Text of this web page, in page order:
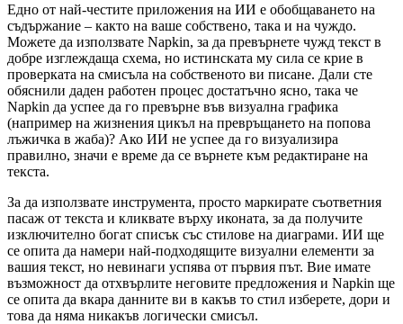
Едно от най-честите приложения на ИИ е обобщаването на
съдържание – както на ваше собствено, така и на чуждо.
Можете да използвате Napkin, за да превърнете чужд текст в
добре изглеждаща схема, но истинската му сила се крие в
проверката на смисъла на собственото ви писане. Дали сте
обяснили даден работен процес достатъчно ясно, така че
Napkin да успее да го превърне във визуална графика
(например на жизнения цикъл на превръщането на попова
лъжичка в жаба)? Ако ИИ не успее да го визуализира
правилно, значи е време да се върнете към редактиране на
текста.
За да използвате инструмента, просто маркирате съответния
пасаж от текста и кликвате върху иконата, за да получите
изключително богат списък със стилове на диаграми. ИИ ще
се опита да намери най-подходящите визуални елементи за
вашия текст, но невинаги успява от първия път. Вие имате
възможност да отхвърлите неговите предложения и Napkin ще
се опита да вкара данните ви в какъв то стил изберете, дори и
това да няма никакъв логически смисъл.